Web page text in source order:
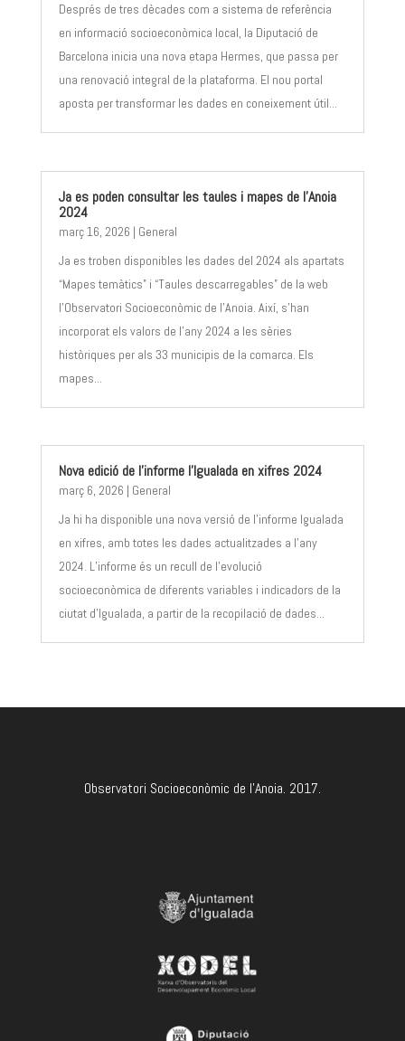
Després de tres dècades com a sistema de referència
en informació socioeconòmica local, la Diputació de
Barcelona inicia una nova etapa Hermes, que passa per
una renovació integral de la plataforma. El nou portal
aposta per transformar les dades en coneixement útil...
Ja es poden consultar les taules i mapes de l’Anoia
2024
març 16, 2026 | General
Ja es troben disponibles les dades del 2024 als apartats
“Mapes temàtics” i “Taules descarregables” de la web
l’Observatori Socioeconòmic de l’Anoia. Així, s’han
incorporat els valors de l’any 2024 a les sèries
històriques per als 33 municipis de la comarca. Els
mapes...
Nova edició de l’informe l’Igualada en xifres 2024
març 6, 2026 | General
Ja hi ha disponible una nova versió de l’informe Igualada
en xifres, amb totes les dades actualitzades a l’any
2024. L’informe és un recull de l’evolució
socioeconòmica de diferents variables i indicadors de la
ciutat d’Igualada, a partir de la recopilació de dades...
Observatori Socioeconòmic de l'Anoia. 2017.